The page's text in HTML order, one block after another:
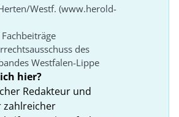
Westf. (www.herold-
des
Westfalen-Lippe
hier?
Redakteur und
zahlreicher